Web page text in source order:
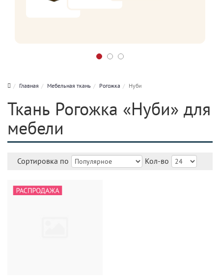
Главная Мебельная ткань Рогожка Нуби
Ткань Рогожка «Нуби» для
мебели
Сортировка по Кол-во